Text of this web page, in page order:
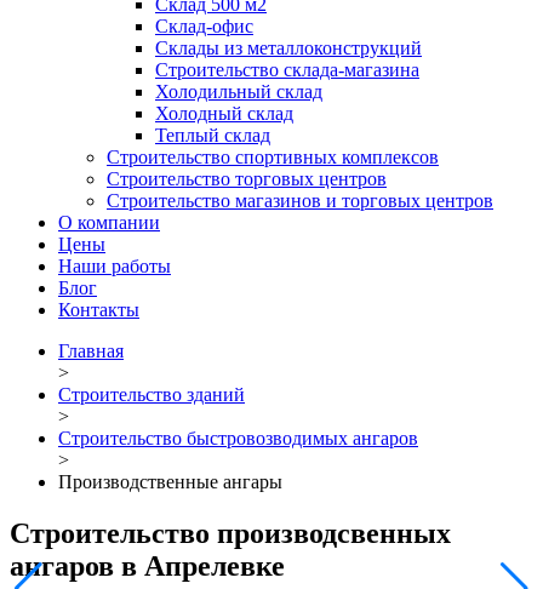
Склад 500 м2
Склад-офис
Склады из металлоконструкций
Строительство склада-магазина
Холодильный склад
Холодный склад
Теплый склад
Строительство спортивных комплексов
Строительство торговых центров
Строительство магазинов и торговых центров
О компании
Цены
Наши работы
Блог
Контакты
Главная
>
Строительство зданий
>
Строительство быстровозводимых ангаров
>
Производственные ангары
Строительство производсвенных
ангаров в Апрелевке